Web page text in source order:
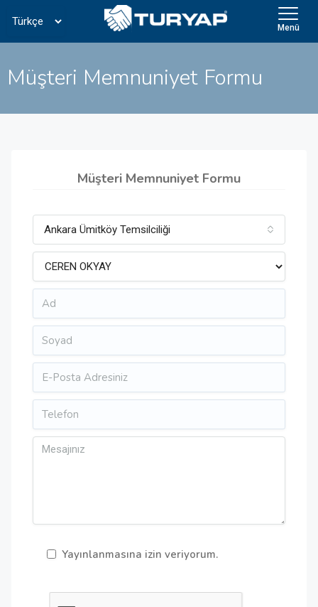
Menü
Müşteri Memnuniyet Formu
Müşteri Memnuniyet Formu
Ankara Ümitköy Temsilciliği
Yayınlanmasına izin veriyorum.